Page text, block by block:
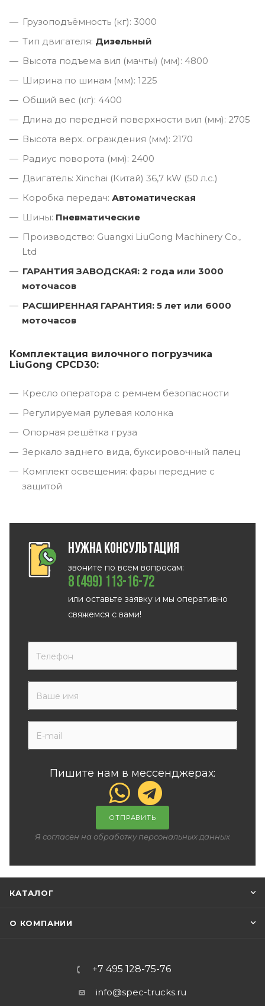
Грузоподъёмность (кг): 3000
Тип двигателя: Дизельный
Высота подъема вил (мачты) (мм): 4800
Ширина по шинам (мм): 1225
Общий вес (кг): 4400
Длина до передней поверхности вил (мм): 2705
Высота верх. ограждения (мм): 2170
Радиус поворота (мм): 2400
Двигатель: Xinchai (Китай) 36,7 kW (50 л.с.)
Коробка передач: Автоматическая
Шины: Пневматические
Производство: Guangxi LiuGong Machinery Co.,
Ltd
ГАРАНТИЯ ЗАВОДСКАЯ: 2 года или 3000
моточасов
РАСШИРЕННАЯ ГАРАНТИЯ: 5 лет или 6000
моточасов
Комплектация вилочного погрузчика
LiuGong CPCD30:
Кресло оператора с ремнем безопасности
Регулируемая рулевая колонка
Опорная решётка груза
Зеркало заднего вида, буксировочный палец
Комплект освещения: фары передние с
защитой
Нужна консультация
звоните по всем вопросам:
8 (499) 113-16-72
или оставьте заявку и мы оперативно
свяжемся с вами!
Пишите нам в мессенджерах:
ОТПРАВИТЬ
Я согласен на обработку персональных данных
КАТАЛОГ
О КОМПАНИИ
+7 495 128-75-76
info@spec-trucks.ru